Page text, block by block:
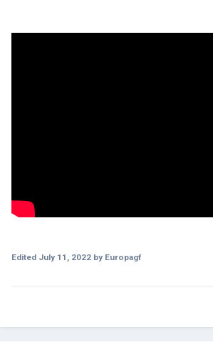
Edited July 11, 2022 by Europagf